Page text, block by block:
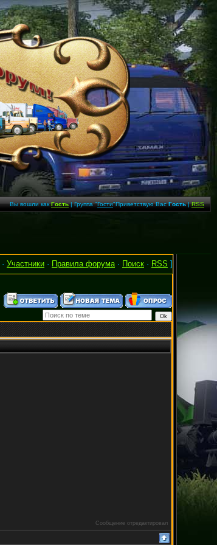
Вы вошли какГость| Группа "Гости"Приветствую ВасГость|RSS
· Участники · Правила форума · Поиск · RSS ]
Сообщение отредактировал